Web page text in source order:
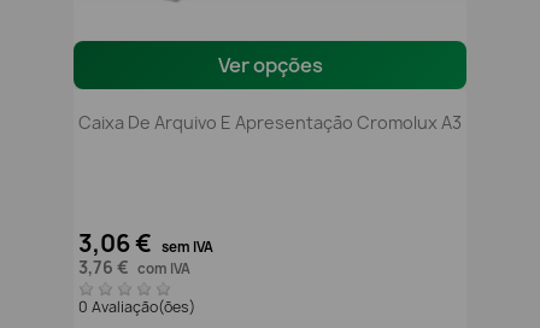
Ver opções
Caixa De Arquivo E Apresentação Cromolux A3
3,06 € sem IVA
3,76 € com IVA
0 Avaliação(ões)